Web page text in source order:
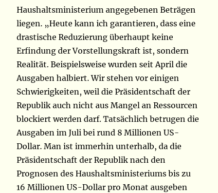
Haushaltsministerium angegebenen Beträgen
liegen. „Heute kann ich garantieren, dass eine
drastische Reduzierung überhaupt keine
Erfindung der Vorstellungskraft ist, sondern
Realität. Beispielsweise wurden seit April die
Ausgaben halbiert. Wir stehen vor einigen
Schwierigkeiten, weil die Präsidentschaft der
Republik auch nicht aus Mangel an Ressourcen
blockiert werden darf. Tatsächlich betrugen die
Ausgaben im Juli bei rund 8 Millionen US-
Dollar. Man ist immerhin unterhalb, da die
Präsidentschaft der Republik nach den
Prognosen des Haushaltsministeriums bis zu
16 Millionen US-Dollar pro Monat ausgeben